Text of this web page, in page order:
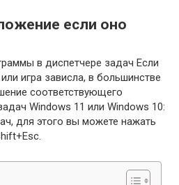
если оно
в диспетчере задач Если
игра зависла, в большинстве
соответствующего
Windows 11 или Windows 10:
для этого вы можете нажать